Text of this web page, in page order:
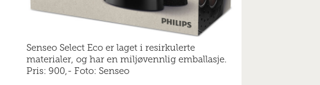
Senseo Select Eco er laget i resirkulerte
materialer, og har en miljøvennlig emballasje.
Pris: 900,- Foto: Senseo